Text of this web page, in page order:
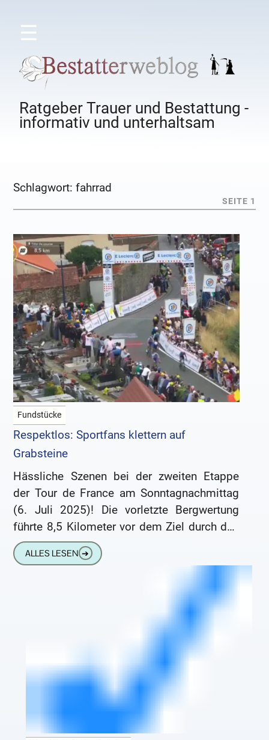
☰
Ratgeber Trauer und Bestattung -
informativ und unterhaltsam
Schlagwort:fahrrad
SEITE 1
Fundstücke
Respektlos: Sportfans klettern auf
Grabsteine
Hässliche Szenen bei der zweiten Etappe
der Tour de France am Sonntagnachmittag
(6. Juli 2025)! Die vorletzte Bergwertung
führte 8,5 Kilometer vor dem Ziel durch den
Ort Saint-Etienne-au-Mont. Dabei fuhren
ALLES LESEN ➔